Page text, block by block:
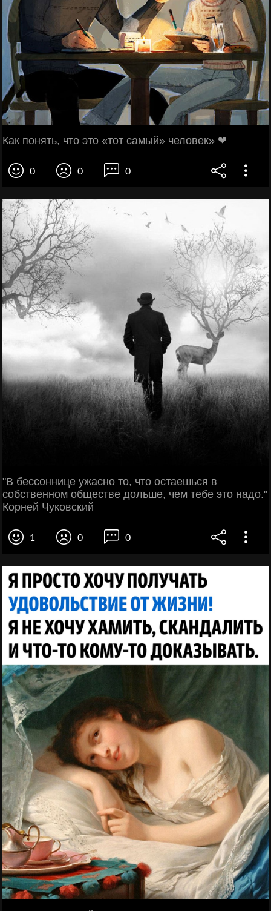
Как пoнять, что этo «тот сaмый» человек» ❤
0 0 0
"В бессоннице ужасно то, что остаешься в
собственном обществе дольше, чем тебе это надо."
Корней Чуковский
1 0 0